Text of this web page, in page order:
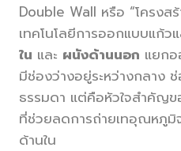
Double Wall หรือ “โครงส
เทคโนโลยีการออกแบบแก้ว
ใน และ ผนังด้านนอก แยก
มีช่องว่างอยู่ระหว่างกลาง
ธรรมดา แต่คือหัวใจสำคัญ
ที่ช่วยลดการถ่ายเทอุณหภูมิ
ด้านใน